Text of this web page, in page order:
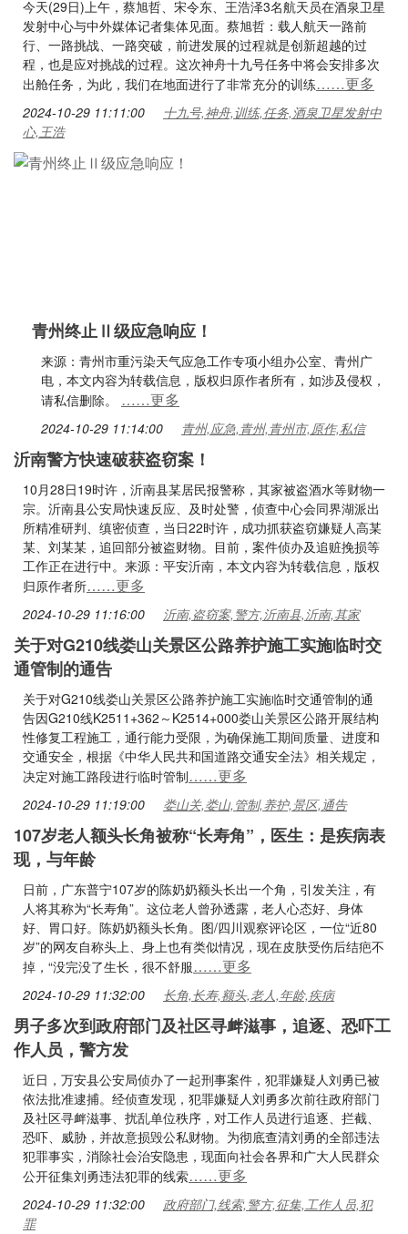
今天(29日)上午，蔡旭哲、宋令东、王浩泽3名航天员在酒泉卫星
发射中心与中外媒体记者集体见面。蔡旭哲：载人航天一路前
行、一路挑战、一路突破，前进发展的过程就是创新超越的过
程，也是应对挑战的过程。这次神舟十九号任务中将会安排多次
出舱任务，为此，我们在地面进行了非常充分的训练……更多
2024-10-29 11:11:00
十九号,神舟,训练,任务,酒泉卫星发射中
心,王浩
青州终止Ⅱ级应急响应！
来源：青州市重污染天气应急工作专项小组办公室、青州广
电，本文内容为转载信息，版权归原作者所有，如涉及侵权，
请私信删除。 ……更多
2024-10-29 11:14:00 青州,应急,青州,青州市,原作,私信
沂南警方快速破获盗窃案！
10月28日19时许，沂南县某居民报警称，其家被盗酒水等财物一
宗。沂南县公安局快速反应、及时处警，侦查中心会同界湖派出
所精准研判、缜密侦查，当日22时许，成功抓获盗窃嫌疑人高某
某、刘某某，追回部分被盗财物。目前，案件侦办及追赃挽损等
工作正在进行中。来源：平安沂南，本文内容为转载信息，版权
归原作者所……更多
2024-10-29 11:16:00 沂南,盗窃案,警方,沂南县,沂南,其家
关于对G210线娄山关景区公路养护施工实施临时交
通管制的通告
关于对G210线娄山关景区公路养护施工实施临时交通管制的通
告因G210线K2511+362～K2514+000娄山关景区公路开展结构
性修复工程施工，通行能力受限，为确保施工期间质量、进度和
交通安全，根据《中华人民共和国道路交通安全法》相关规定，
决定对施工路段进行临时管制……更多
2024-10-29 11:19:00 娄山关,娄山,管制,养护,景区,通告
107岁老人额头长角被称“长寿角”，医生：是疾病表
现，与年龄
日前，广东普宁107岁的陈奶奶额头长出一个角，引发关注，有
人将其称为“长寿角”。这位老人曾孙透露，老人心态好、身体
好、胃口好。陈奶奶额头长角。图/四川观察评论区，一位“近80
岁”的网友自称头上、身上也有类似情况，现在皮肤受伤后结疤不
掉，“没完没了生长，很不舒服……更多
2024-10-29 11:32:00 长角,长寿,额头,老人,年龄,疾病
男子多次到政府部门及社区寻衅滋事，追逐、恐吓工
作人员，警方发
近日，万安县公安局侦办了一起刑事案件，犯罪嫌疑人刘勇已被
依法批准逮捕。经侦查发现，犯罪嫌疑人刘勇多次前往政府部门
及社区寻衅滋事、扰乱单位秩序，对工作人员进行追逐、拦截、
恐吓、威胁，并故意损毁公私财物。为彻底查清刘勇的全部违法
犯罪事实，消除社会治安隐患，现面向社会各界和广大人民群众
公开征集刘勇违法犯罪的线索……更多
2024-10-29 11:32:00
政府部门,线索,警方,征集,工作人员,犯
罪